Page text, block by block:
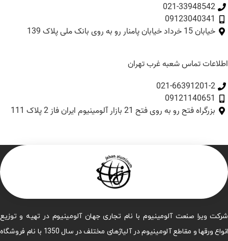
021-33948542
09123040341
خیابان 15 خرداد خیابان پامنار رو به روی بانک ملی پلاک 139​
اطلاعات تماس شعبه غرب تهران
021-66391201-2
09121140651
بزرگراه فتح رو به روی فتح 21 بازار آلومینیوم ایران فاز 2 پلاک 111
شرکت ویرا صنعت آلومینیوم با نام تجاری جهان آلومینیوم در تهیه و توزیع
انواع ورقها و مقاطع آلومینیوم در آلیاژهای مختلف در سال 1350 با نام فروشگاه